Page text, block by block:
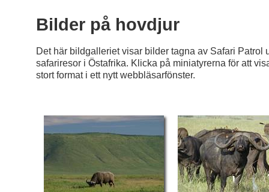
Bilder på hovdjur
Det här bildgalleriet visar bilder tagna av Safari Patrol
safariresor i Östafrika. Klicka på miniatyrerna för att
stort format i ett nytt webbläsarfönster.